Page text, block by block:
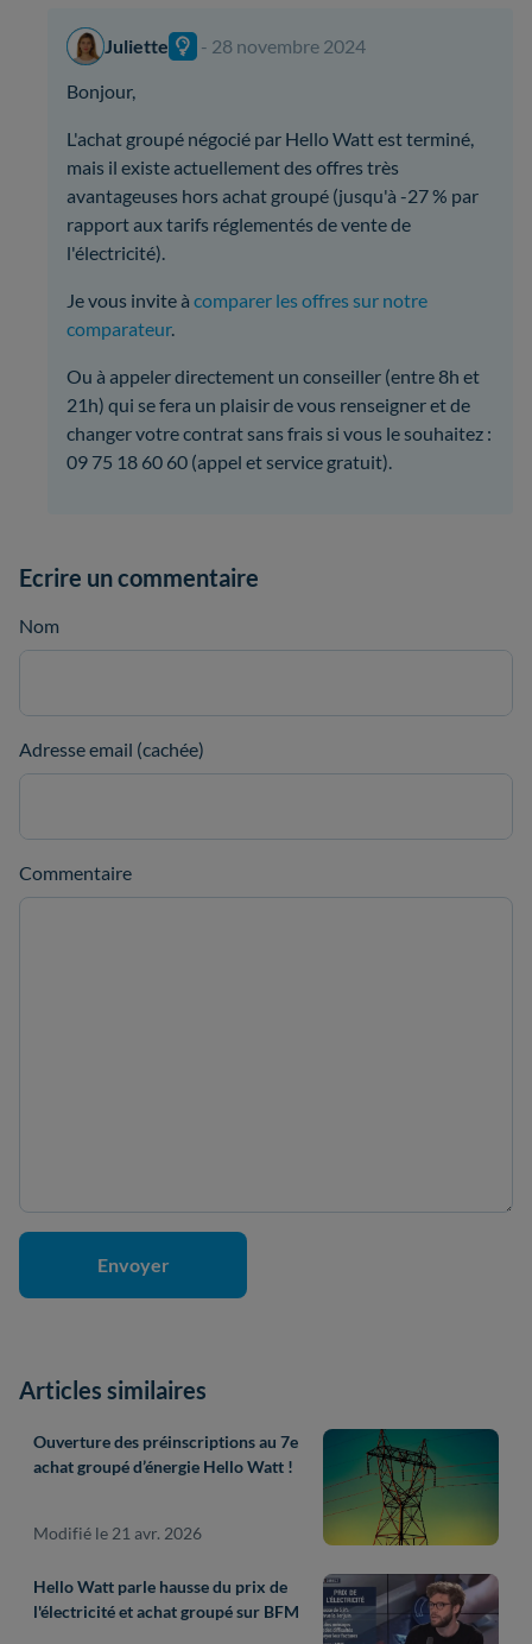
Juliette
- 28 novembre 2024
Bonjour,
L'achat groupé négocié par Hello Watt est terminé,
mais il existe actuellement des offres très
avantageuses hors achat groupé (jusqu'à -27 % par
rapport aux tarifs réglementés de vente de
l'électricité).
Je vous invite à comparer les offres sur notre
comparateur.
Ou à appeler directement un conseiller (entre 8h et
21h) qui se fera un plaisir de vous renseigner et de
changer votre contrat sans frais si vous le souhaitez :
09 75 18 60 60 (appel et service gratuit).
Ecrire un commentaire
Nom
Adresse email (cachée)
Commentaire
Articles similaires
Ouverture des préinscriptions au 7e
achat groupé d’énergie Hello Watt !
Modifié le 21 avr. 2026
Hello Watt parle hausse du prix de
l'électricité et achat groupé sur BFM